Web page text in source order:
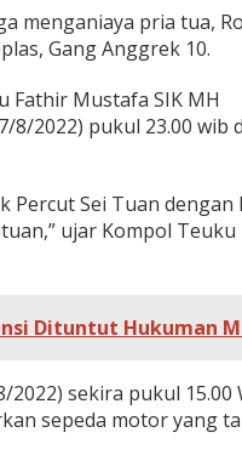
menganiaya pria tua,
Gang Anggrek 10.
Fathir Mustafa SIK MH
2022) pukul 23.00 wib
Percut Sei Tuan
ujar Kompol
Dituntut Hukuman
sekira pukul 15.00
sepeda motor yang